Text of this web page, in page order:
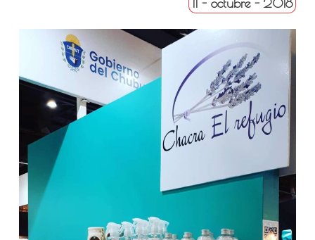
11 - octubre - 2018